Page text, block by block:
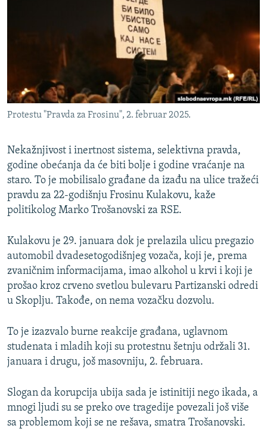
SPECIJALI RSE
GENOCID U SREBRENICI
POPLAVE I KLIZIŠTA U BIH 2024.
POST SCRIPTUM
MOJA EVROPA
TRI DECENIJE OD RATA U BIH
NASTANAK I RASPAD JUGOSLAVIJE
PRATITE NAS
Sve RFE/RL stranice
Protestu "Pravda za Frosinu", 2. februar 2025.
Nekažnjivost i inertnost sistema, selektivna pravda,
godine obećanja da će biti bolje i godine vraćanje na
staro. To je mobilisalo građane da izađu na ulice tražeći
pravdu za 22-godišnju Frosinu Kulakovu, kaže
politikolog Marko Trošanovski za RSE.
Kulakovu je 29. januara dok je prelazila ulicu pregazio
automobil dvadesetogodišnjeg vozača, koji je, prema
zvaničnim informacijama, imao alkohol u krvi i koji je
prošao kroz crveno svetlou bulevaru Partizanski odredi
u Skoplju. Takođe, on nema vozačku dozvolu.
To je izazvalo burne reakcije građana, uglavnom
studenata i mladih koji su protestnu šetnju održali 31.
januara i drugu, još masovniju, 2. februara.
Slogan da korupcija ubija sada je istinitiji nego ikada, a
mnogi ljudi su se preko ove tragedije povezali još više
sa problemom koji se ne rešava, smatra Trošanovski.